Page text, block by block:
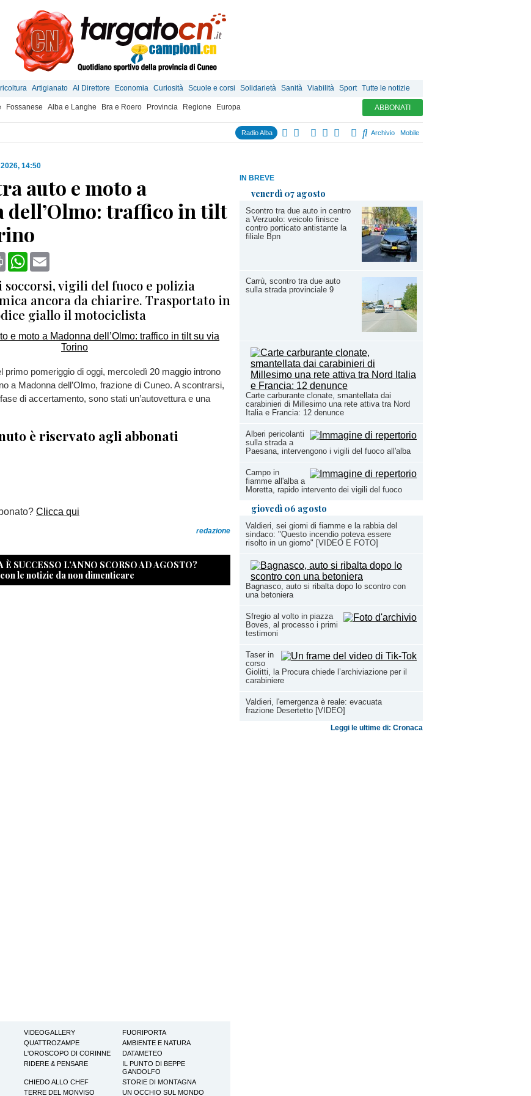
Artigianato Al Direttore Economia Curiosità Scuole e corsi Solidarietà Sanità Viabilità Sport Tutte le notizie
Fossanese Alba e Langhe Bra e Roero Provincia Regione Europa ABBONATI
Radio Alba Archivio Mobile
IN BREVE
venerdì 07 agosto
Scontro tra due auto in centro
a Verzuolo: veicolo finisce
contro porticato antistante la
filiale Bpn
Carrù, scontro tra due auto
sulla strada provinciale 9
Carte carburante clonate, smantellata dai
carabinieri di Millesimo una rete attiva tra Nord
Italia e Francia: 12 denunce
Alberi pericolanti
sulla strada a
Paesana, intervengono i vigili del fuoco all'alba
Campo in
fiamme all'alba a
Moretta, rapido intervento dei vigili del fuoco
giovedì 06 agosto
Valdieri, sei giorni di fiamme e la rabbia del
sindaco: "Questo incendio poteva essere
risolto in un giorno" [VIDEO E FOTO]
Bagnasco, auto si ribalta dopo lo scontro con
una betoniera
Sfregio al volto in piazza
Boves, al processo i primi
testimoni
Taser in
corso
Giolitti, la Procura chiede l’archiviazione per il
carabiniere
Valdieri, l'emergenza è reale: evacuata
frazione Desertetto [VIDEO]
Leggi le ultime di: Cronaca
14:50
auto e moto a
dell’Olmo: traffico in tilt
Print WhatsApp
vigili del fuoco e polizia
ancora da chiarire. Trasportato in
giallo il motociclista
primo pomeriggio di oggi, mercoledì 20 maggio introno
a Madonna dell’Olmo, frazione di Cuneo. A scontrarsi,
di accertamento, sono stati un’autovettura e una
è riservato agli abbonati
Clicca qui
redazione
SUCCESSO L’ANNO SCORSO AD AGOSTO?
le notizie da non dimenticare
VIDEOGALLERY
FUORIPORTA
QUATTROZAMPE
AMBIENTE E NATURA
L'OROSCOPO DI CORINNE
DATAMETEO
RIDERE & PENSARE
IL PUNTO DI BEPPE
GANDOLFO
CHIEDO ALLO CHEF
STORIE DI MONTAGNA
TERRE DEL MONVISO UN OCCHIO SUL MONDO